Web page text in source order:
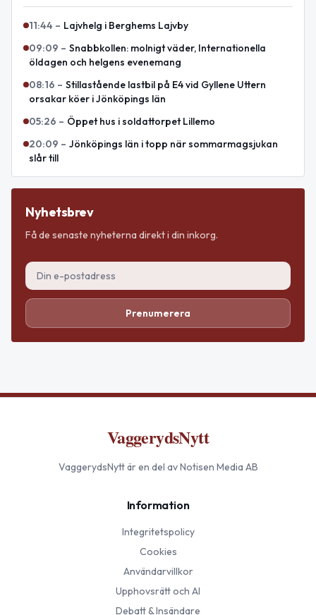
11:44 – Lajvhelg i Berghems Lajvby
09:09 – Snabbkollen: molnigt väder, Internationella
öldagen och helgens evenemang
08:16 – Stillastående lastbil på E4 vid Gyllene Uttern
orsakar köer i Jönköpings län
05:26 – Öppet hus i soldattorpet Lillemo
20:09 – Jönköpings län i topp när sommarmagsjukan
slår till
Nyhetsbrev
Få de senaste nyheterna direkt i din inkorg.
Prenumerera
VaggerydsNytt
VaggerydsNyttär en del av Notisen Media AB
Information
Integritetspolicy
Cookies
Användarvillkor
Upphovsrätt och AI
Debatt & Insändare